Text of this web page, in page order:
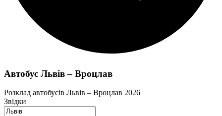
Автобус Львів – Вроцлав
Розклад автобусів Львів – Вроцлав 2026
Звідки